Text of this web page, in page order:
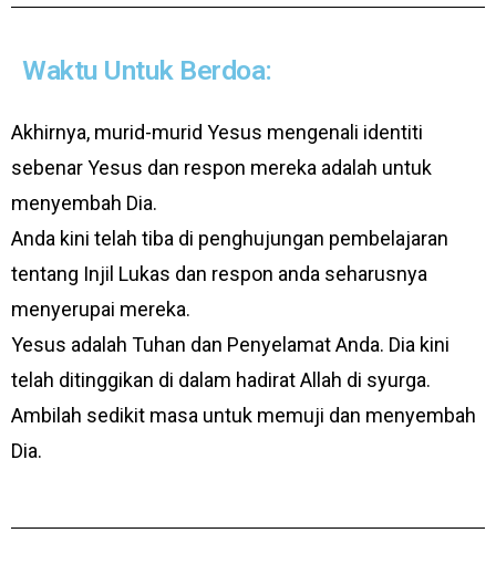
Waktu Untuk Berdoa:
Akhirnya, murid-murid Yesus mengenali identiti
sebenar Yesus dan respon mereka adalah untuk
menyembah Dia.
Anda kini telah tiba di penghujungan pembelajaran
tentang Injil Lukas dan respon anda seharusnya
menyerupai mereka.
Yesus adalah Tuhan dan Penyelamat Anda. Dia kini
telah ditinggikan di dalam hadirat Allah di syurga.
Ambilah sedikit masa untuk memuji dan menyembah
Dia.